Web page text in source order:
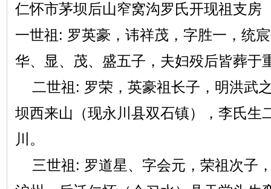
仁怀市茅坝后山窄窝沟罗氏开现祖支房
一世祖: 罗英豪，讳祥茂，字胜一，统
华、显、茂、盛五子，夫妇殁后皆葬于
二世祖: 罗荣，英豪祖长子，明洪武
坝西来山（现永川县双石镇），李氏生
川。
三世祖: 罗道星、字会元，荣祖次子